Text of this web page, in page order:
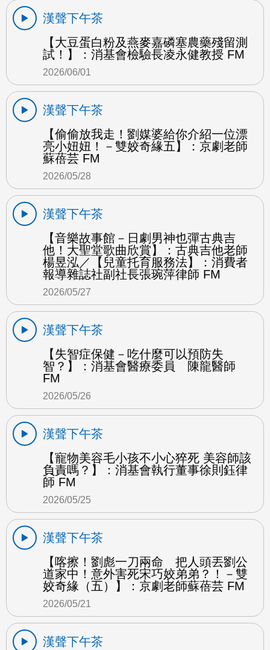
漢聲下午茶
【大豆蛋白粉及燕麥嘉磷塞農藥殘留測
試！】：消基會檢驗長凌永健教授 FM
2026/06/01
漢聲下午茶
【偷偷放我走！劉媒婆給你介紹一位漂
亮小妞妞！－雙姣奇緣五】：京劇老師
蘇蓓芸 FM
2026/05/28
漢聲下午茶
【音樂故事館－日劇男神也彈古典吉
他！大聖堂歌曲欣賞】：古典吉他老師
楊昱泓／【兒童托育服務法】：消費者
報導雜誌社副社長張琬萍律師 FM
2026/05/27
漢聲下午茶
【失智症保健－吃什麼可以預防失
智？】：消基會醫療委員 陳龍醫師
FM
2026/05/26
漢聲下午茶
【寵物美容毛小孩不小心猝死 美容師該
負責嗎？】：消基會執行董事徐則鈺律
師 FM
2026/05/25
漢聲下午茶
【喀擦！劉彪一刀兩命 把人頭丟劉公
道家中！意外害死宋巧姣弟弟？！－雙
姣奇緣（五）】：京劇老師蘇蓓芸 FM
2026/05/21
漢聲下午茶